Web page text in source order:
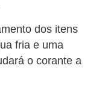
dos itens
fria e uma
o corante a